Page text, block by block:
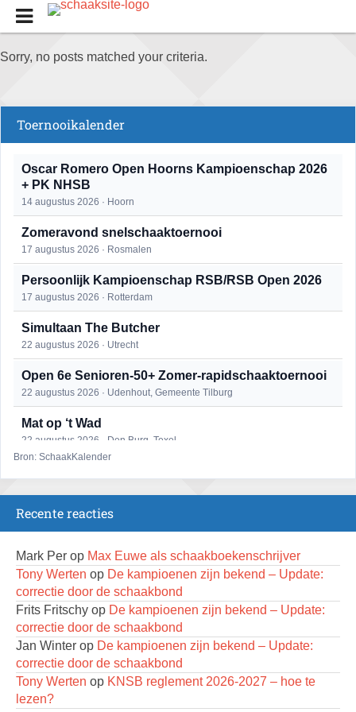
Sorry, no posts matched your criteria.
Toernooikalender
Oscar Romero Open Hoorns Kampioenschap 2026
+ PK NHSB
14 augustus 2026 · Hoorn
Zomeravond snelschaaktoernooi
17 augustus 2026 · Rosmalen
Persoonlijk Kampioenschap RSB/RSB Open 2026
17 augustus 2026 · Rotterdam
Simultaan The Butcher
22 augustus 2026 · Utrecht
Open 6e Senioren-50+ Zomer-rapidschaaktoernooi
22 augustus 2026 · Udenhout, Gemeente Tilburg
Mat op ‘t Wad
22 augustus 2026 · Den Burg, Texel
Open Eemlandtoernooi 2026
DSC Girls Night
27 augustus 2026 · Delft
Nazomervierkampentoernooi 2026
28 augustus 2026 · Assen
KC Open
28 augustus 2026 · Haarlem
Keisnel Schaaktoernooi
Bron: SchaakKalender
Recente reacties
Mark Per op Max Euwe als schaakboekenschrijver
Tony Werten op De kampioenen zijn bekend – Update:
correctie door de schaakbond
Frits Fritschy op De kampioenen zijn bekend – Update:
correctie door de schaakbond
Jan Winter op De kampioenen zijn bekend – Update:
correctie door de schaakbond
Tony Werten op KNSB reglement 2026-2027 – hoe te
lezen?